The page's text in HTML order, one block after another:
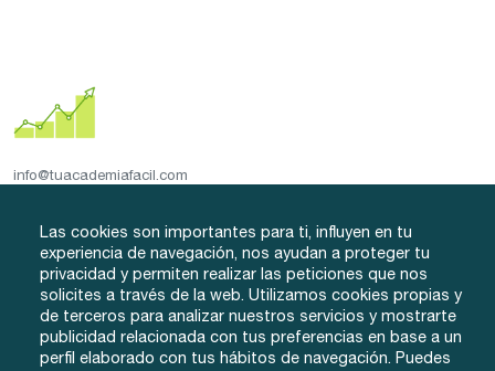
info@tuacademiafacil.com
Método
Conócenos
Contacto
Regístrate
© eLearnyx, 2026
Las cookies son importantes para ti, influyen en tu
experiencia de navegación, nos ayudan a proteger tu
privacidad y permiten realizar las peticiones que nos
solicites a través de la web. Utilizamos cookies propias y
de terceros para analizar nuestros servicios y mostrarte
publicidad relacionada con tus preferencias en base a un
perfil elaborado con tus hábitos de navegación. Puedes